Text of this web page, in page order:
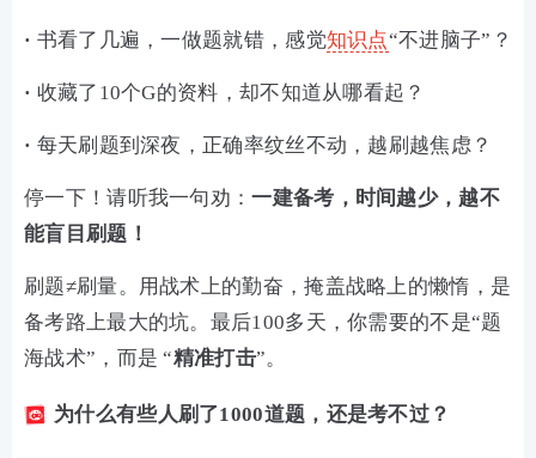
· 书看了几遍，一做题就错，感觉知识点“不进脑子”？
· 收藏了10个G的资料，却不知道从哪看起？
· 每天刷题到深夜，正确率纹丝不动，越刷越焦虑？
停一下！请听我一句劝：一建备考，时间越少，越不
能盲目刷题！
刷题≠刷量。用战术上的勤奋，掩盖战略上的懒惰，是
备考路上最大的坑。最后100多天，你需要的不是“题
海战术”，而是 “精准打击”。
为什么有些人刷了1000道题，还是考不过？